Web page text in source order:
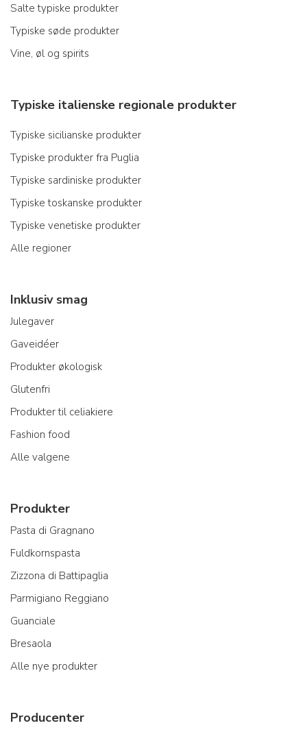
Salte typiske produkter
Typiske søde produkter
Vine, øl og spirits
Typiske italienske regionale produkter
Typiske sicilianske produkter
Typiske produkter fra Puglia
Typiske sardiniske produkter
Typiske toskanske produkter
Typiske venetiske produkter
Alle regioner
Inklusiv smag
Julegaver
Gaveidéer
Produkter økologisk
Glutenfri
Produkter til celiakiere
Fashion food
Alle valgene
Produkter
Pasta di Gragnano
Fuldkornspasta
Zizzona di Battipaglia
Parmigiano Reggiano
Guanciale
Bresaola
Alle nye produkter
Producenter